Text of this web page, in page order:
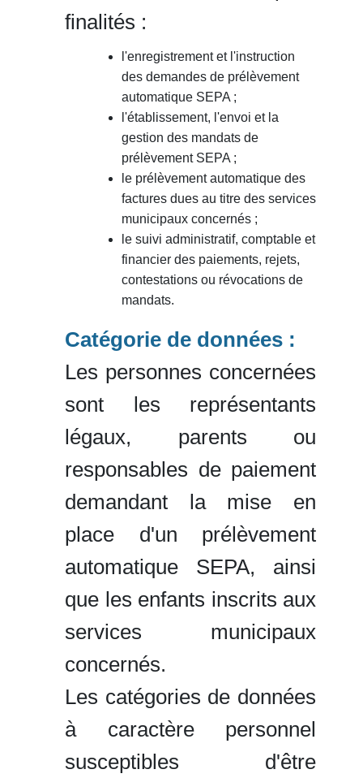
finalités :
l'enregistrement et l'instruction
des demandes de prélèvement
automatique SEPA ;
l'établissement, l'envoi et la
gestion des mandats de
prélèvement SEPA ;
le prélèvement automatique des
factures dues au titre des services
municipaux concernés ;
le suivi administratif, comptable et
financier des paiements, rejets,
contestations ou révocations de
mandats.
Catégorie de données :
Les personnes concernées
sont les représentants
légaux, parents ou
responsables de paiement
demandant la mise en
place d'un prélèvement
automatique SEPA, ainsi
que les enfants inscrits aux
services municipaux
concernés.
Les catégories de données
à caractère personnel
susceptibles d'être